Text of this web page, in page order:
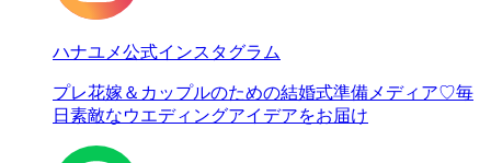
ハナユメ公式インスタグラム
プレ花嫁＆カップルのための結婚式準備メディア♡毎
日素敵なウエディングアイデアをお届け